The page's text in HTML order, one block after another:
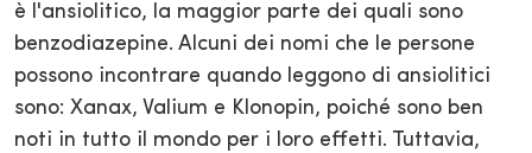
è l'ansiolitico, la maggior parte dei quali sono
benzodiazepine. Alcuni dei nomi che le persone
possono incontrare quando leggono di ansiolitici
sono: Xanax, Valium e Klonopin, poiché sono ben
noti in tutto il mondo per i loro effetti. Tuttavia,